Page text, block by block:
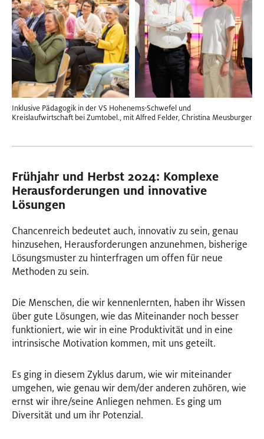
Inklusive Pädagogik in der VS Hohenems-Schwefel und
Kreislaufwirtschaft bei Zumtobel., mit Alfred Felder, Christina Meusburger
Frühjahr und Herbst 2024: Komplexe
Herausforderungen und innovative
Lösungen
Chancenreich bedeutet auch, innovativ zu sein, genau
hinzusehen, Herausforderungen anzunehmen, bisherige
Lösungsmuster zu hinterfragen um offen für neue
Methoden zu sein.
Die Menschen, die wir kennenlernten, haben ihr Wissen
über gute Lösungen, wie das Miteinander noch besser
funktioniert, wie wir in eine Produktivität und in eine
intrinsische Motivation kommen, mit uns geteilt.
Es ging in diesem Zyklus darum, wie wir miteinander
umgehen, wie genau wir dem/der anderen zuhören, wie
ernst wir ihre/seine Anliegen nehmen. Es ging um
Diversität und um ihr Potenzial.